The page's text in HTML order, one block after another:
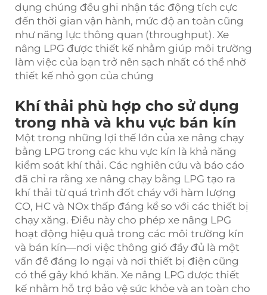
dụng chúng đều ghi nhận tác động tích cực
đến thời gian vận hành, mức độ an toàn cũng
như năng lực thông quan (throughput). Xe
nâng LPG được thiết kế nhằm giúp môi trường
làm việc của bạn trở nên sạch nhất có thể nhờ
thiết kế nhỏ gọn của chúng
Khí thải phù hợp cho sử dụng
trong nhà và khu vực bán kín
Một trong những lợi thế lớn của xe nâng chạy
bằng LPG trong các khu vực kín là khả năng
kiểm soát khí thải. Các nghiên cứu và báo cáo
đã chỉ ra rằng xe nâng chạy bằng LPG tạo ra
khí thải từ quá trình đốt cháy với hàm lượng
CO, HC và NOx thấp đáng kể so với các thiết bị
chạy xăng. Điều này cho phép xe nâng LPG
hoạt động hiệu quả trong các môi trường kín
và bán kín—nơi việc thông gió đầy đủ là một
vấn đề đáng lo ngại và nơi thiết bị điện cũng
có thể gây khó khăn. Xe nâng LPG được thiết
kế nhằm hỗ trợ bảo vệ sức khỏe và an toàn cho